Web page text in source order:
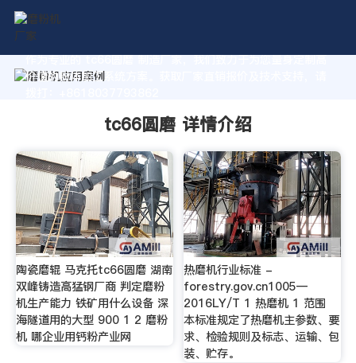
作为专业的 tc66圆磨 制造厂家，我们致力于为您量身定制高
价值的粉体加工系统方案。获取厂家直销报价及技术支持，请
tc66圆磨 详情介绍
陶瓷磨辊 马克托tc66圆磨 湖南
双峰铸造高猛钢厂商 判定磨粉
机生产能力 铁矿用什么设备 深
海隧道用的大型 900 1 2 磨粉
机 哪企业用钙粉产业网
热磨机行业标准 -
forestry.gov.cn1005—
2016LY/T 1 热磨机 1 范围
本标准规定了热磨机主参数、要
求、检验规则及标志、运输、包
装、贮存。